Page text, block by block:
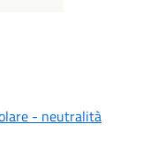
- neutralità